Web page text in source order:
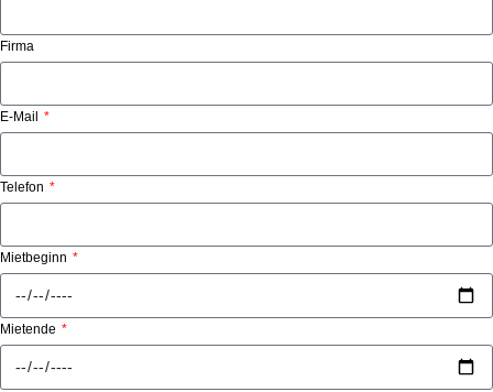
Firma
E-Mail
Telefon
Mietbeginn
Mietende